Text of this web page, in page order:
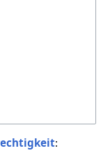
: